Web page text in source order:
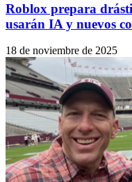
Roblox prepara
usarán IA y nuevos
18 de noviembre de 2025